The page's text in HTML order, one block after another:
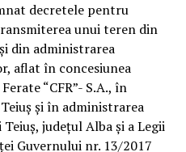
decretele pentru
unui teren din
din administrarea
aflat în concesiunea
“CFR”- S.A., în
şi în administrarea
judeţul Alba şi a Legii
Guvernului nr. 13/2017